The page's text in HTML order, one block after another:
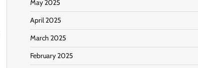
May 2025
April 2025
March 2025
February 2025